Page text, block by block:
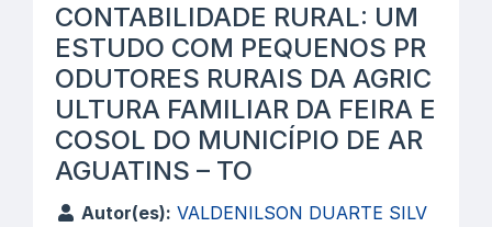
CONTABILIDADE RURAL: UM
ESTUDO COM PEQUENOS PR
ODUTORES RURAIS DA AGRIC
ULTURA FAMILIAR DA FEIRA E
COSOL DO MUNICÍPIO DE AR
AGUATINS – TO
Autor(es): VALDENILSON DUARTE SILV